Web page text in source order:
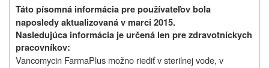
Táto písomná informácia pre používateľov bola
naposledy aktualizovaná v marci 2015.
Nasledujúca informácia je určená len pre zdravotníckych
pracovníkov:
Vancomycin FarmaPlus možno riediť v sterilnej vode, v